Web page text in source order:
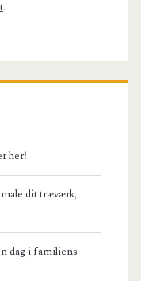
.
her!
dit træværk,
dag i familiens